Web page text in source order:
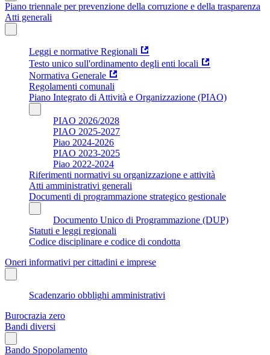
Piano triennale per prevenzione della corruzione e della trasparenza
Atti generali
Leggi e normative Regionali
Testo unico sull'ordinamento degli enti locali
Normativa Generale
Regolamenti comunali
Piano Integrato di Attività e Organizzazione (PIAO)
PIAO 2026/2028
PIAO 2025-2027
Piao 2024-2026
PIAO 2023-2025
Piao 2022-2024
Riferimenti normativi su organizzazione e attività
Atti amministrativi generali
Documenti di programmazione strategico gestionale
Documento Unico di Programmazione (DUP)
Statuti e leggi regionali
Codice disciplinare e codice di condotta
Oneri informativi per cittadini e imprese
Scadenzario obblighi amministrativi
Burocrazia zero
Bandi diversi
Bando Spopolamento